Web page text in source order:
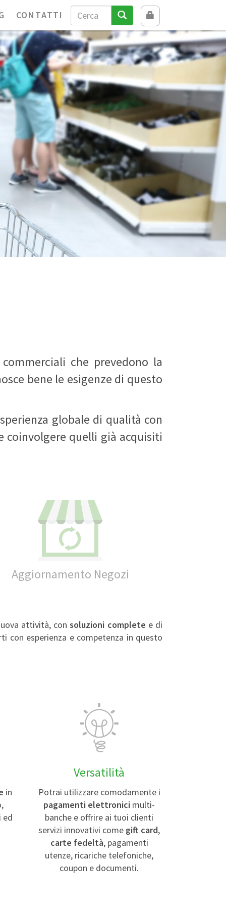
CONTATTI
che prevedono la
bene le esigenze di questo
globale di qualità con
quelli già acquisiti
Aggiornamento Negozi
attività, consoluzioni complete e di
con esperienza e competenza in questo
in
ed
Versatilità
Potrai utilizzare comodamente i
pagamenti elettronici multi-
banche e offrire ai tuoi clienti
servizi innovativi come gift card,
carte fedeltà, pagamenti
utenze, ricariche telefoniche,
coupon e documenti.